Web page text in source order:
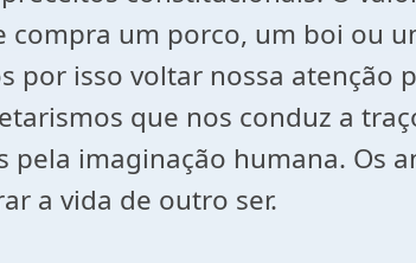
um porco, um boi ou
por isso voltar nossa atenção
que nos conduz a
imaginação humana. Os
a vida de outro ser.